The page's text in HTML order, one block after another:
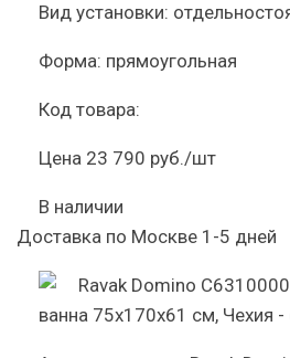
Вид установки:
Форма: прямоугольная
Код товара:
Цена 23 790 руб./шт
В наличии
Доставка по Москве 1-5 дней